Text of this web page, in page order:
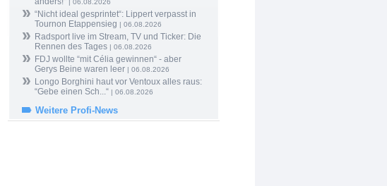
| 06.08.2026
“Nicht ideal gesprintet“: Lippert verpasst in
Tournon Etappensieg | 06.08.2026
Radsport live im Stream, TV und Ticker: Die
Rennen des Tages | 06.08.2026
FDJ wollte “mit Célia gewinnen“ - aber
Gerys Beine waren leer | 06.08.2026
Longo Borghini haut vor Ventoux alles raus:
“Gebe einen Sch...“ | 06.08.2026
Weitere Profi-News